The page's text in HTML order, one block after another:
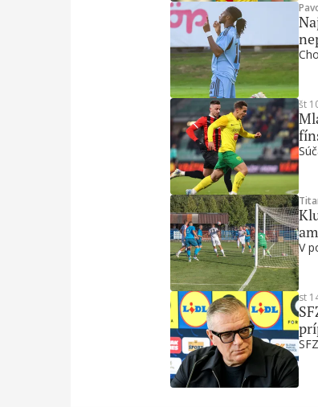
št
V
st